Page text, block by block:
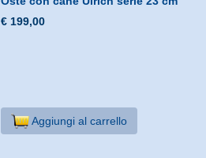
€ 199,00
Aggiungi al carrello